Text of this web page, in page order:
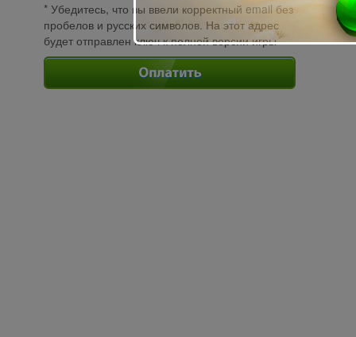
* Убедитесь, что вы ввели корректный email без
пробелов и русских символов. На этот адрес
будет отправлен ключ к полной версии игры